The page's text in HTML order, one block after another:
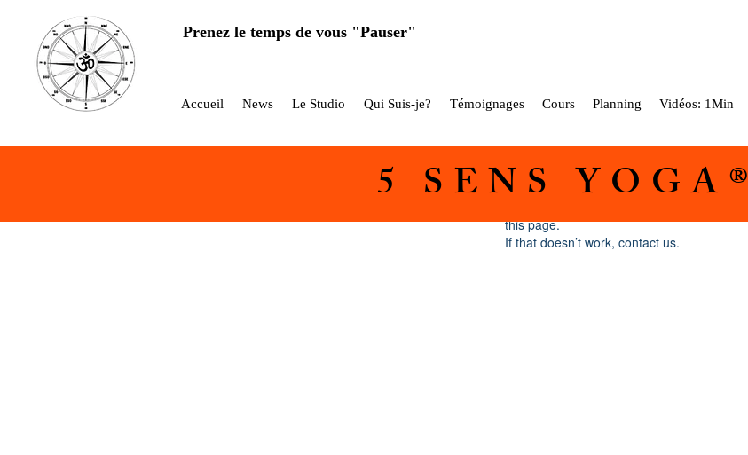
Prenez le temps de vous "Pauser"
Accueil News Le Studio Qui Suis-je? Témoignages Cours Planning Vidéos: 1Min
Widget Didn’t Load
this page.
If that doesn’t work, contact us.
5 SENS YOGA®